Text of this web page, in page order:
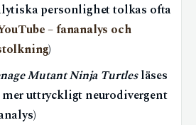
personlighet tolkas ofta
– fananalys och
)
Mutant Ninja Turtlesläses
uttryckligt neurodivergent